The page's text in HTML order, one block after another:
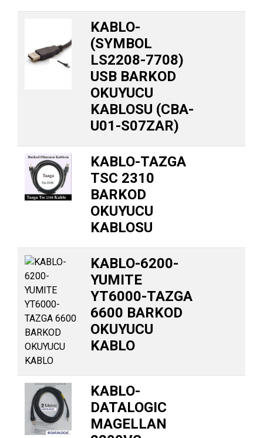
KABLO-
(SYMBOL
LS2208-7708)
USB BARKOD
OKUYUCU
KABLOSU (CBA-
U01-S07ZAR)
KABLO-TAZGA
TSC 2310
BARKOD
OKUYUCU
KABLOSU
KABLO-6200-
YUMITE
YT6000-TAZGA
6600 BARKOD
OKUYUCU
KABLO
KABLO-
DATALOGIC
MAGELLAN